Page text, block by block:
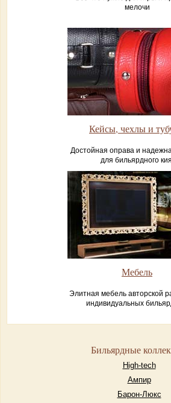
мелочи
Кейсы, чехлы и
Достойная оправа и
для бильярдного кия.
Мебель
Элитная мебель авторской
индивидуальных
Бильярдные
High-tech
Ампир
Барон-Люкс